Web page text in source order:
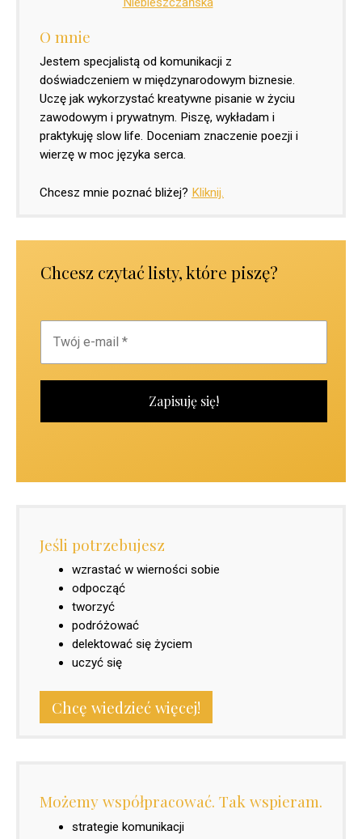
O mnie
Jestem specjalistą od komunikacji z
doświadczeniem w międzynarodowym biznesie.
Uczę jak wykorzystać kreatywne pisanie w życiu
zawodowym i prywatnym. Piszę, wykładam i
praktykuję slow life. Doceniam znaczenie poezji i
wierzę w moc języka serca.
Chcesz mnie poznać bliżej? Kliknij.
Chcesz czytać listy, które piszę?
Jeśli potrzebujesz
wzrastać w wierności sobie
odpocząć
tworzyć
podróżować
delektować się życiem
uczyć się
Chcę wiedzieć więcej!
Możemy współpracować. Tak wspieram.
strategie komunikacji